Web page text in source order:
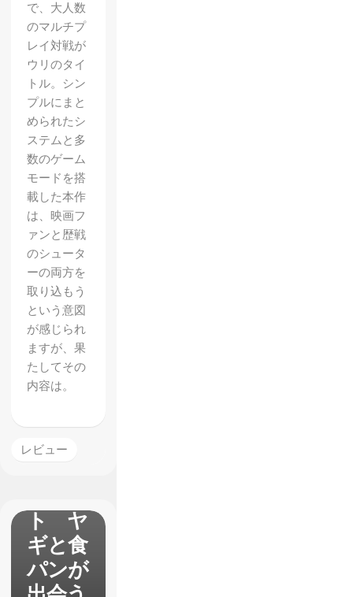
で、大人数
のマルチプ
レイ対戦が
ウリのタイ
トル。シン
プルにまと
められたシ
ステムと多
数のゲーム
モードを搭
載した本作
は、映画フ
ァンと歴戦
のシュータ
ーの両方を
取り込もう
という意図
が感じられ
ますが、果
たしてその
内容は。
レビュー
【Goat
Simula
tor】
【I am
Bread
】コラ
ボのプ
ト ヤ
ギと食
パンが